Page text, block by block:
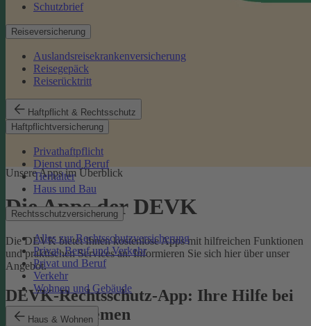
Schutzbrief
Reiseversicherung
Auslandsreisekrankenversicherung
Reisegepäck
Reiserücktritt
Haftpflicht & Rechtsschutz
Haftpflichtversicherung
Privathaftpflicht
Dienst und Beruf
Tierhalter
Haus und Bau
Rechtsschutzversicherung
Alles zur Rechtsschutzversicherung
Privat, Beruf und Verkehr
Privat und Beruf
Verkehr
Wohnen und Gebäude
Haus & Wohnen
Unsere Apps im Überblick
Die Apps der DEVK
Die DEVK bietet Ihnen kostenlose Apps mit hilfreichen Funktionen
und praktischen Services an. Informieren Sie sich hier über unser
Angebot.
DEVK-Rechtsschutz-App: Ihre Hilfe bei
Rechtsproblemen